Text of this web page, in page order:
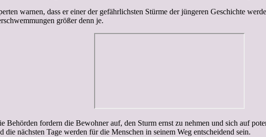
warnen, dass er einer der gefährlichsten Stürme der jüngeren Geschichte
größer denn je.
Behörden fordern die Bewohner auf, den Sturm ernst zu nehmen und sich auf
nächsten Tage werden für die Menschen in seinem Weg entscheidend sein.